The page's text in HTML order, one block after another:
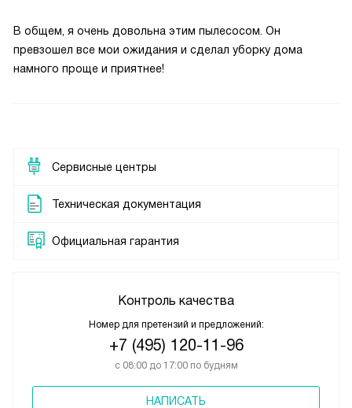
В общем, я очень довольна этим пылесосом. Он
превзошел все мои ожидания и сделал уборку дома
намного проще и приятнее!
Сервисные центры
Техническая документация
Официальная гарантия
Контроль качества
Номер для претензий и предложений:
+7 (495) 120-11-96
с 08:00 до 17:00 по будням
НАПИСАТЬ